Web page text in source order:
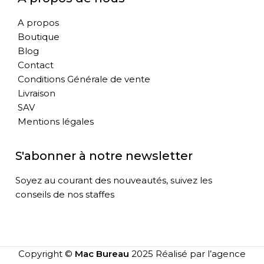
A propos
Boutique
Blog
Contact
Conditions Générale de vente
Livraison
SAV
Mentions légales
S'abonner à notre newsletter
Soyez au courant des nouveautés, suivez les
conseils de nos staffes
Copyright © Mac Bureau 2025 Réalisé par l’agence